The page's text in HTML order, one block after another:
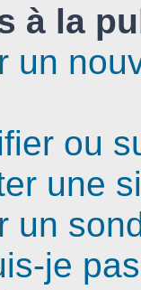
à la
un
ou
une
un
je